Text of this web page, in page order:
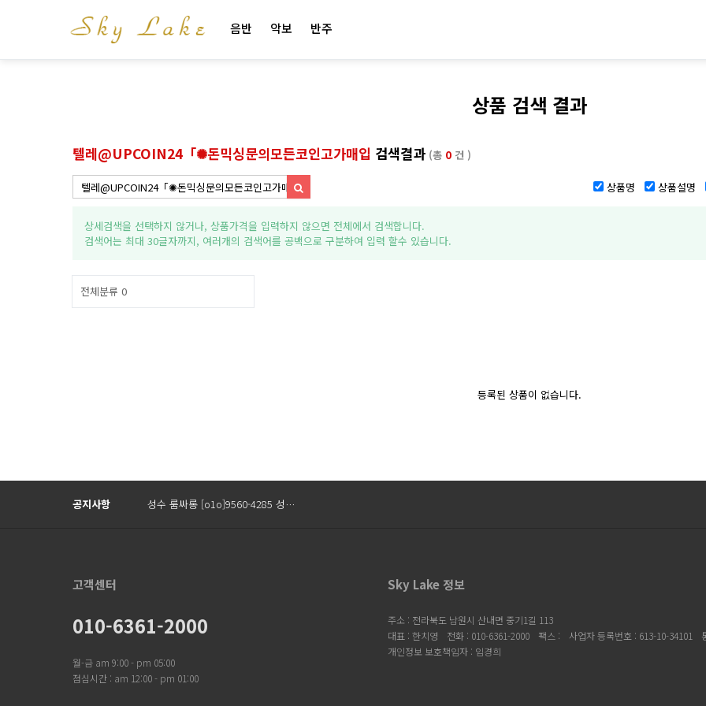
음반 악보 반주
상품 검색 결과
텔레@UPCOIN24「✺돈믹싱문의모든코인고가매입 검색결과 (총 0 건 )
상품명 상품설명
상세검색을 선택하지 않거나, 상품가격을 입력하지 않으면 전체에서 검색합니다.
검색어는 최대 30글자까지, 여러개의 검색어를 공백으로 구분하여 입력 할수 있습니다.
전체분류 0
등록된 상품이 없습니다.
공지사항 성수 룸싸롱 [o1o]9560-4285 성…
고객센터
010-6361-2000
월-금 am 9:00 - pm 05:00
점심시간 : am 12:00 - pm 01:00
Sky Lake 정보
주소 : 전라북도 남원시 산내면 중기1길 113
대표 : 한치영
전화 : 010-6361-2000 팩스 : 사업자 등록번호 : 613-10-34101
개인정보 보호책임자 : 임경희